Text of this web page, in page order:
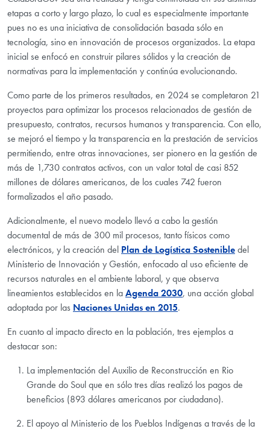
etapas a corto y largo plazo, lo cual es especialmente importante
pues no es una iniciativa de consolidación basada sólo en
tecnología, sino en innovación de procesos organizados. La etapa
inicial se enfocó en construir pilares sólidos y la creación de
normativas para la implementación y continúa evolucionando.
Como parte de los primeros resultados, en 2024 se completaron 21
proyectos para optimizar los procesos relacionados de gestión de
presupuesto, contratos, recursos humanos y transparencia. Con ello,
se mejoró el tiempo y la transparencia en la prestación de servicios
permitiendo, entre otras innovaciones, ser pionero en la gestión de
más de 1,730 contratos activos, con un valor total de casi 852
millones de dólares americanos, de los cuales 742 fueron
formalizados el año pasado.
Adicionalmente, el nuevo modelo llevó a cabo la gestión
documental de más de 300 mil procesos, tanto físicos como
electrónicos, y la creación del Plan de Logística Sostenibledel
Ministerio de Innovación y Gestión, enfocado al uso eficiente de
recursos naturales en el ambiente laboral, y que observa
lineamientos establecidos en laAgenda 2030, una acción global
adoptada por las Naciones Unidas en 2015.
En cuanto al impacto directo en la población, tres ejemplos a
destacar son:
La implementación del Auxilio de Reconstrucción en Rio
Grande do Soul que en sólo tres días realizó los pagos de
beneficios (893 dólares americanos por ciudadano).
El apoyo al Ministerio de los Pueblos Indígenas a través de la